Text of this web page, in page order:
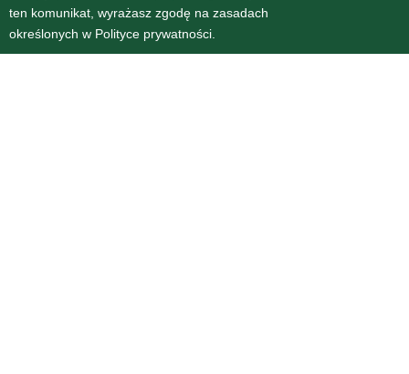
ten komunikat, wyrażasz zgodę na zasadach
określonych w Polityce prywatności.
Rok wydania